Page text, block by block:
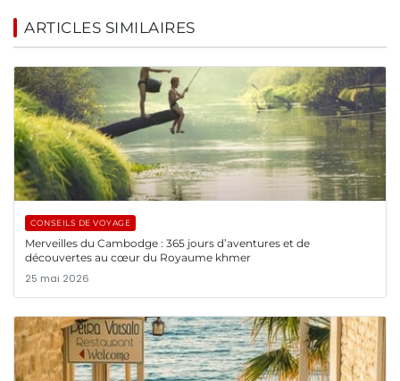
ARTICLES SIMILAIRES
CONSEILS DE VOYAGE
Merveilles du Cambodge : 365 jours d’aventures et de
découvertes au cœur du Royaume khmer
25 mai 2026